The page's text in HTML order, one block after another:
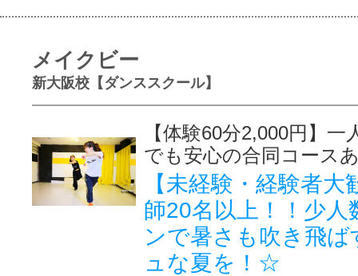
メイクビー
新大阪校【ダンススクール】
【体験60分2,000円】一
でも安心の合同コース
【未経験・経験者大
師20名以上！！少人
ンで暑さも吹き飛
ュな夏を！☆